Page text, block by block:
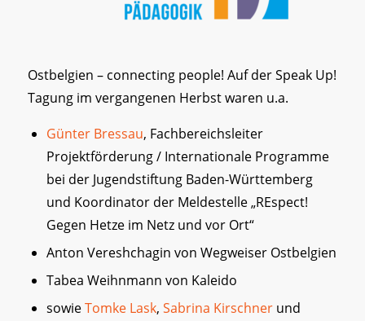
Ostbelgien – connecting people! Auf der Speak Up!
Tagung im vergangenen Herbst waren u.a.
Günter Bressau, Fachbereichsleiter
Projektförderung / Internationale Programme
bei der Jugendstiftung Baden-Württemberg
und Koordinator der Meldestelle „REspect!
Gegen Hetze im Netz und vor Ort“
Anton Vereshchagin von Wegweiser Ostbelgien
Tabea Weihnmann von Kaleido
sowieTomke Lask, Sabrina Kirschnerund